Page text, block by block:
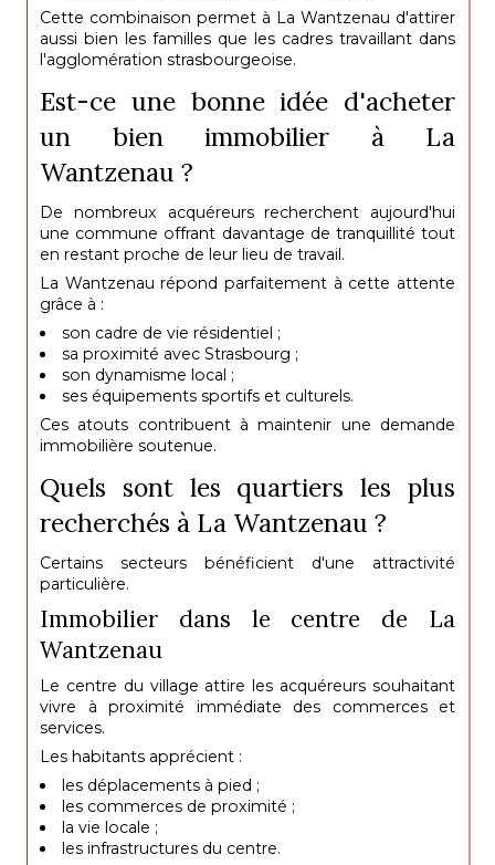
Cette combinaison permet à La Wantzenau d'attirer
aussi bien les familles que les cadres travaillant dans
l'agglomération strasbourgeoise.
Est-ce une bonne idée d'acheter
un bien immobilier à La
Wantzenau ?
De nombreux acquéreurs recherchent aujourd'hui
une commune offrant davantage de tranquillité tout
en restant proche de leur lieu de travail.
La Wantzenau répond parfaitement à cette attente
grâce à :
son cadre de vie résidentiel ;
sa proximité avec Strasbourg ;
son dynamisme local ;
ses équipements sportifs et culturels.
Ces atouts contribuent à maintenir une demande
immobilière soutenue.
Quels sont les quartiers les plus
recherchés à La Wantzenau ?
Certains secteurs bénéficient d'une attractivité
particulière.
Immobilier dans le centre de La
Wantzenau
Le centre du village attire les acquéreurs souhaitant
vivre à proximité immédiate des commerces et
services.
Les habitants apprécient :
les déplacements à pied ;
les commerces de proximité ;
la vie locale ;
les infrastructures du centre.